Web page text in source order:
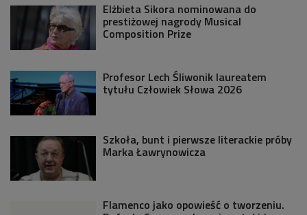
Elżbieta Sikora nominowana do
prestiżowej nagrody Musical
Composition Prize
Profesor Lech Śliwonik laureatem
tytułu Człowiek Słowa 2026
Szkoła, bunt i pierwsze literackie próby
Marka Ławrynowicza
Flamenco jako opowieść o tworzeniu.